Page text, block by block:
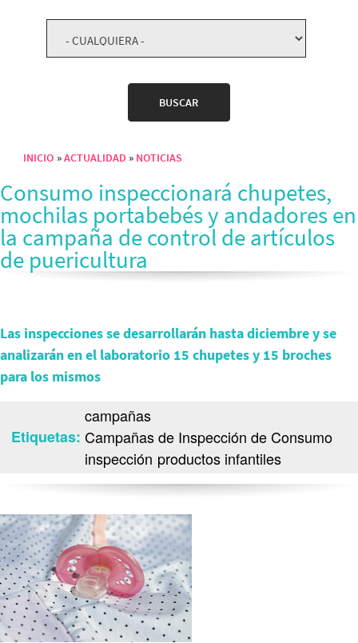
Sobrescribir enlaces de ayuda a la navegación
INICIO ACTUALIDAD NOTICIAS
Consumo inspeccionará chupetes,
mochilas portabebés y andadores en
la campaña de control de artículos
de puericultura
Las inspecciones se desarrollarán hasta diciembre y se
analizarán en el laboratorio 15 chupetes y 15 broches
para los mismos
Etiquetas
campañas
Campañas de Inspección de Consumo
inspección productos infantiles